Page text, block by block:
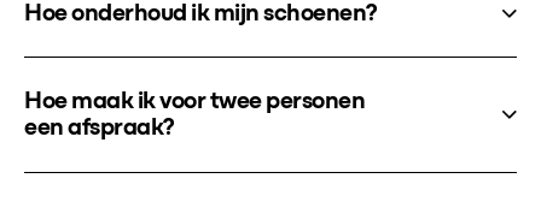
Hoe onderhoud ik mijn schoenen?
Hoe maak ik voor twee personen
een afspraak?